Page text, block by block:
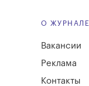
О ЖУРНАЛЕ
Вакансии
Реклама
Контакты